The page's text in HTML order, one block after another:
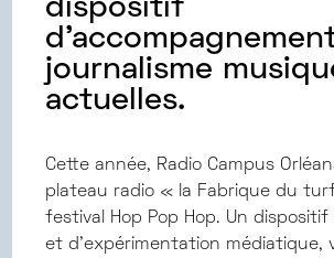
dispositif
journalisme
actuelles.
Cette année, Radio Campus
plateau radio « la Fabrique du
festival Hop Pop Hop. Un
et d’expérimentation médiatique,